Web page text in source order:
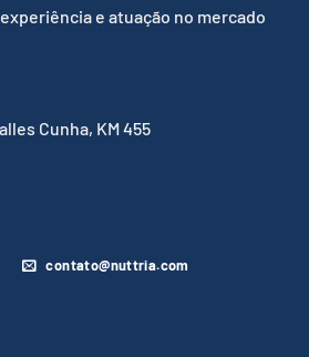
e atuação no mercado
Cunha, KM 455
contato@nuttria.com